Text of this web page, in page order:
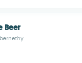
Beer